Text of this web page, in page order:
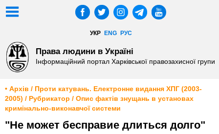
УКР ENG РУС
Права людини в Україні
Інформаційний портал Харківської правозахисної групи
• Архів / Проти катувань. Електронне видання ХПГ (2003-
2005) / Рубрикатор / Опис фактів знущань в установах
кримінально-виконавчої системи
"Не может бесправие длиться долго"